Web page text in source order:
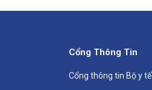
Cổng Thông Tin
Cổng thông tin Bộ y tế